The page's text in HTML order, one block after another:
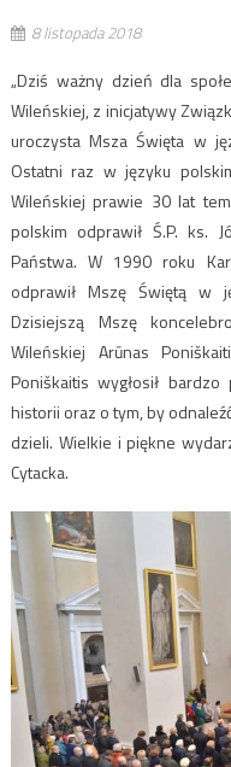
8 listopada 2018
„Dziś ważny dzień dla
Wileńskiej, z inicjatywy
uroczysta Msza Święta w
Ostatni raz w języku
Wileńskiej prawie 30 lat
polskim odprawił Ś.P. ks.
Państwa. W 1990 roku
odprawił Mszę Świętą w
Dzisiejszą Mszę
Wileńskiej Arūnas
Poniškaitis wygłosił
historii oraz o tym, by
dzieli. Wielkie i piękne
Cytacka.